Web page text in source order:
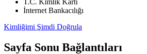
İnternet Bankacılığı
Kimliğimi Şimdi Doğrula
Sayfa Sonu Bağlantıları